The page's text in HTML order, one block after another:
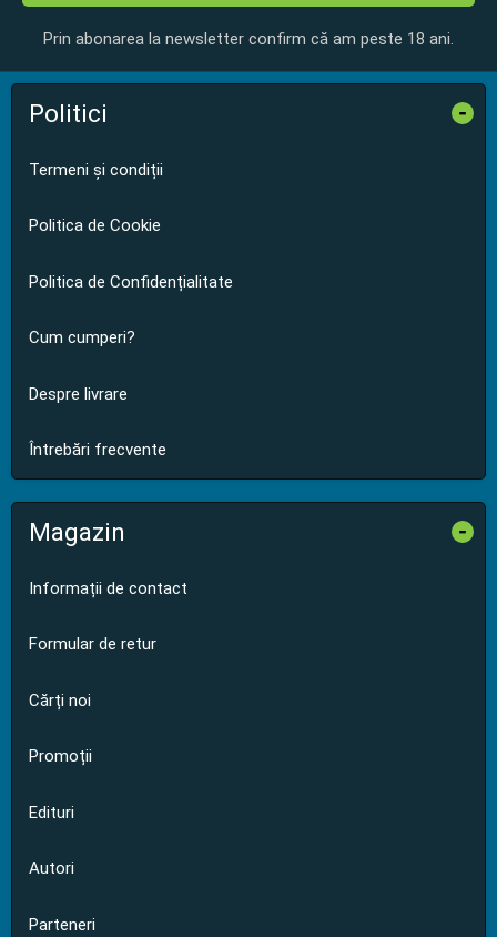
Prin abonarea la newsletter confirm că am peste 18 ani.
Politici -
Termeni și condiții
Politica de Cookie
Politica de Confidențialitate
Cum cumperi?
Despre livrare
Întrebări frecvente
Magazin -
Informații de contact
Formular de retur
Cărți noi
Promoții
Edituri
Autori
Parteneri